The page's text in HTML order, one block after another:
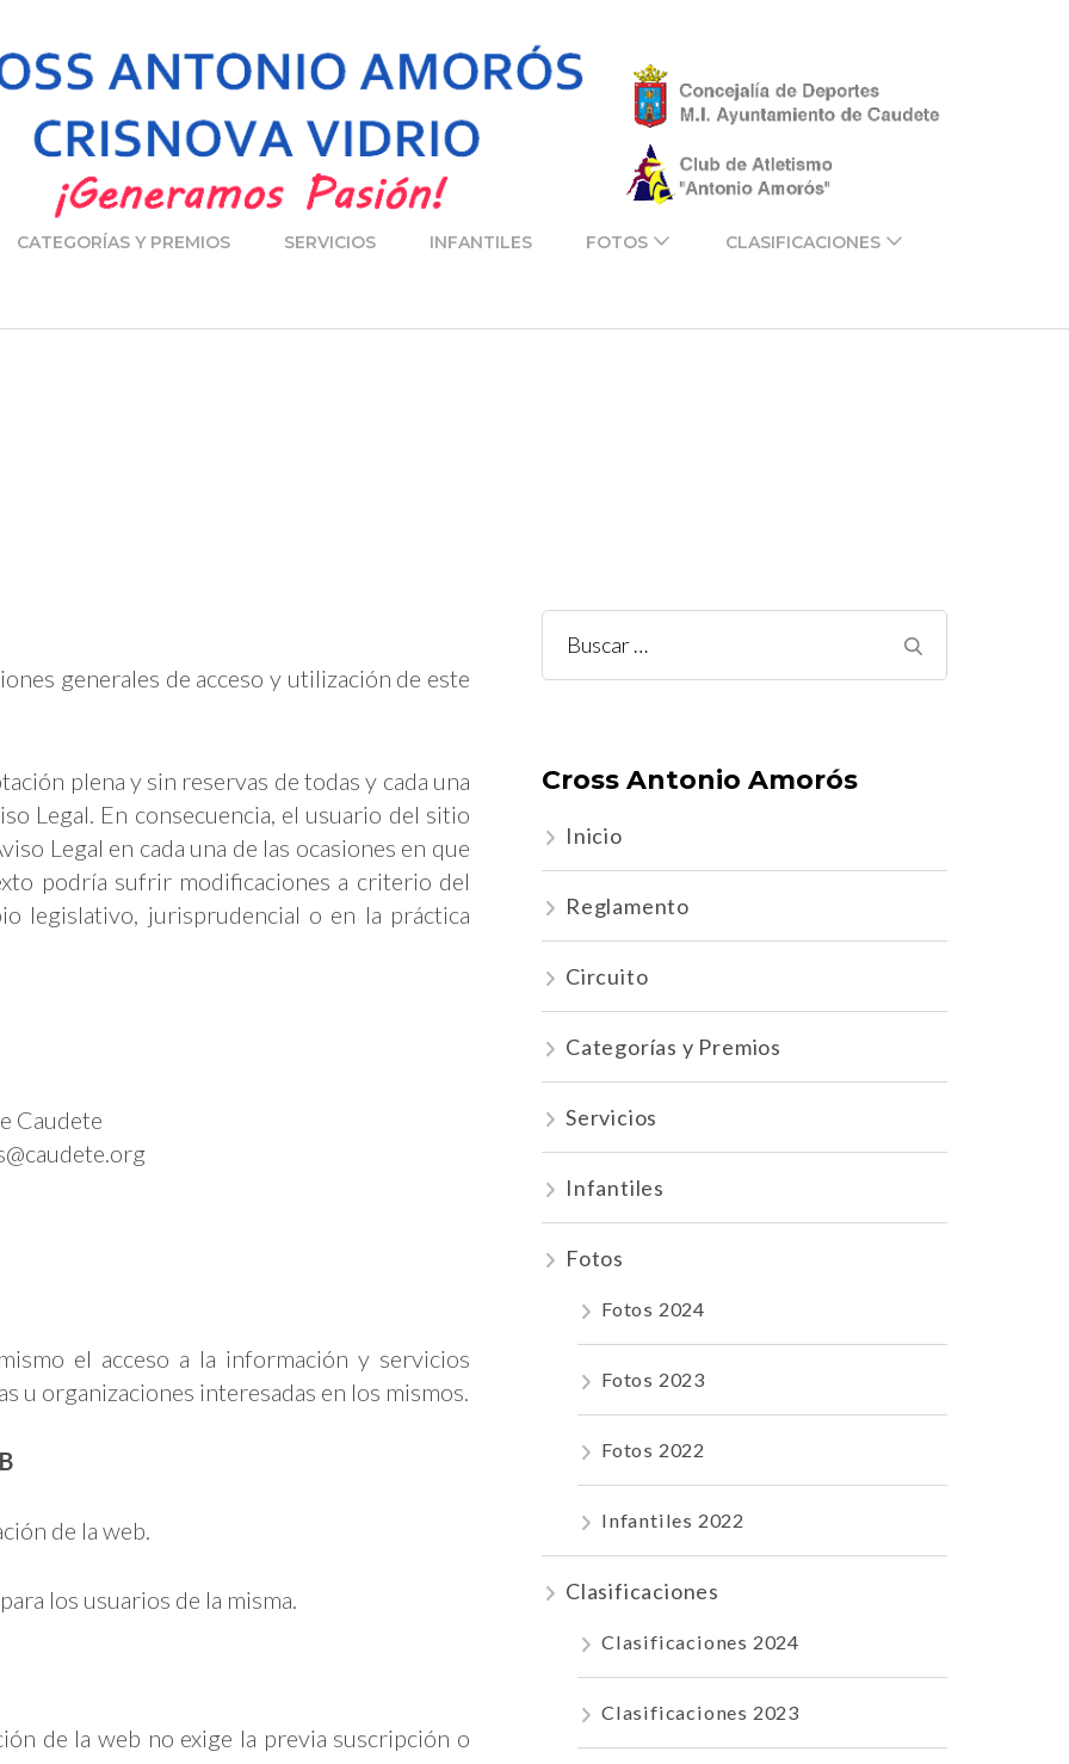
CATEGORÍAS Y PREMIOS SERVICIOS INFANTILES FOTOS
CLASIFICACIONES
generales de acceso y utilización de este
plena y sin reservas de todas y cada una
Legal. En consecuencia, el usuario del sitio
Legal en cada una de las ocasiones en que
podría sufrir modificaciones a criterio del
legislativo, jurisprudencial o en la práctica
Caudete
el acceso a la información y servicios
u organizaciones interesadas en los mismos.
de la web.
los usuarios de la misma.
de la web no exige la previa suscripción o
Buscar:
Cross Antonio Amorós
Inicio
Reglamento
Circuito
Categorías y Premios
Servicios
Infantiles
Fotos
Fotos 2024
Fotos 2023
Fotos 2022
Infantiles 2022
Clasificaciones
Clasificaciones 2024
Clasificaciones 2023